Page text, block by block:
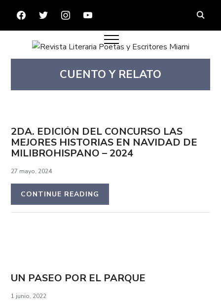
FACEBOOKTWITTERINSTAGRAMYOUTUBE
CUENTO Y RELATO
2DA. EDICIÓN DEL CONCURSO LAS
MEJORES HISTORIAS EN NAVIDAD DE
MILIBROHISPANO – 2024
27 mayo, 2024
CONTINUE READING
UN PASEO POR EL PARQUE
1 junio, 2022